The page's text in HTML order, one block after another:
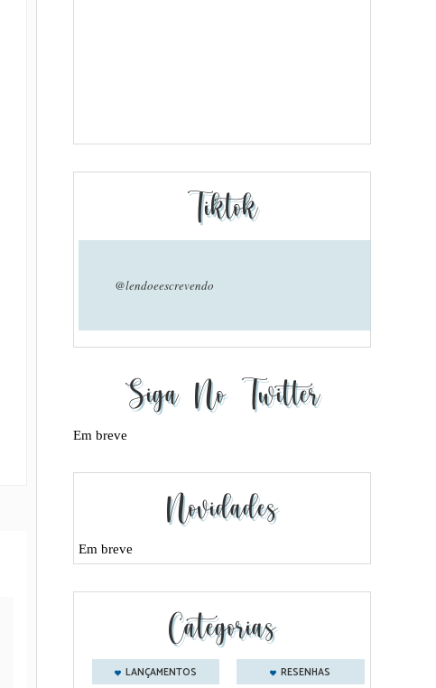
Tiktok
@lendoeescrevendo
Siga No Twitter
Em breve
Novidades
Em breve
Categorias
LANÇAMENTOS RESENHAS